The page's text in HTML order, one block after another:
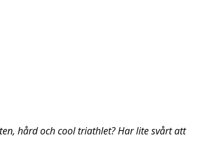
hård och cool triathlet? Har lite svårt att